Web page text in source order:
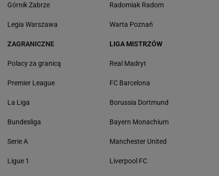
Górnik Zabrze
Legia Warszawa
Radomiak Radom
Warta Poznań
ZAGRANICZNE
Polacy za granicą
Premier League
La Liga
Bundesliga
Serie A
Ligue 1
LIGA MISTRZÓW
Real Madryt
FC Barcelona
Borussia Dortmund
Bayern Monachium
Manchester United
Liverpool FC